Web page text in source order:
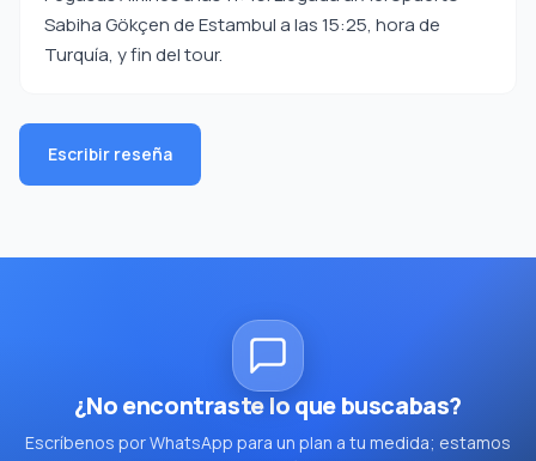
Sabiha Gökçen de Estambul a las 15:25, hora de
Turquía, y fin del tour.
Escribir reseña
¿No encontraste lo que buscabas?
Escríbenos por WhatsApp para un plan a tu medida; estamos